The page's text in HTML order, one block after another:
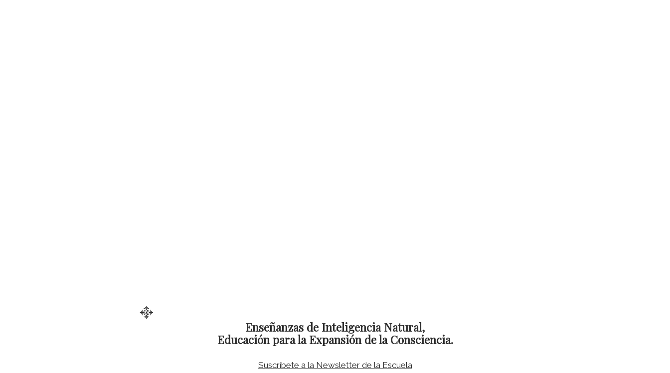
࿇
Enseñanzas de Inteligencia Natural,
Educación para la Expansión de la Consciencia.
Suscríbete a la Newsletter de la Escuela